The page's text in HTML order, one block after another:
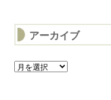
アーカイブ
ア
ー